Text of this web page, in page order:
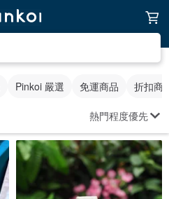
Pinkoi 嚴選 免運商品 折扣商
熱門程度優先